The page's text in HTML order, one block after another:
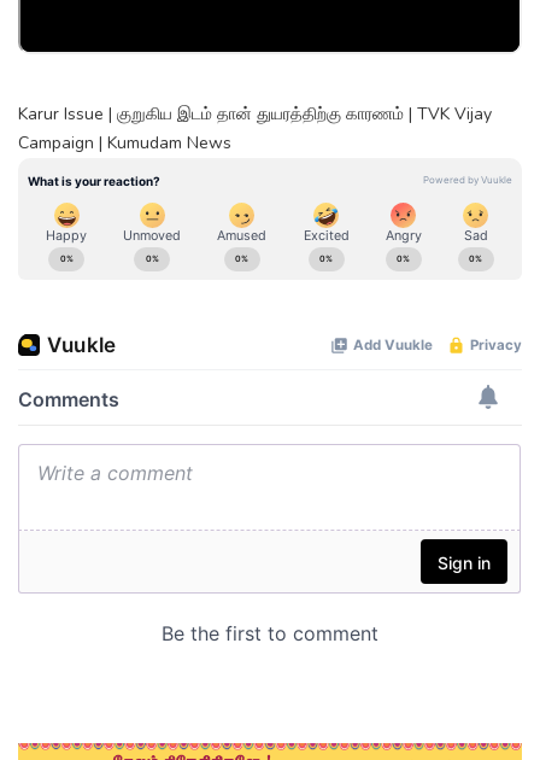
Karur Issue | குறுகிய இடம் தான் துயரத்திற்கு காரணம் | TVK Vijay
Campaign | Kumudam News